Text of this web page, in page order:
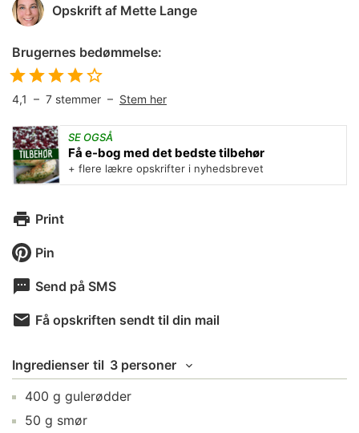
Opskrift af Mette Lange
Brugernes bedømmelse:
4,1 – 7 stemmer – Stem her
SE OGSÅ
Få e-bog med det bedste tilbehør
+ flere lækre opskrifter i nyhedsbrevet
Print
Pin
Send på SMS
Få opskriften sendt til din mail
Ingredienser til 3 personer
400 g gulerødder
50 g smør